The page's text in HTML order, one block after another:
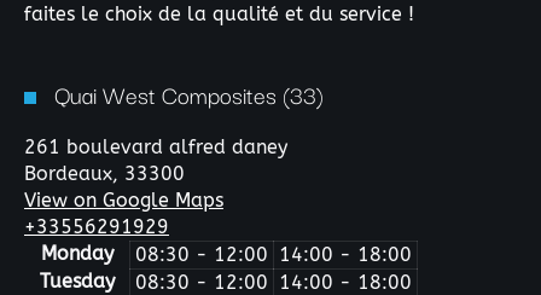
faites le choix de la qualité et du service !
Quai West Composites (33)
261 boulevard alfred daney
Bordeaux, 33300
View on Google Maps
+33556291929
Monday
08:30 - 12:00 14:00 - 18:00
Tuesday
08:30 - 12:00 14:00 - 18:00